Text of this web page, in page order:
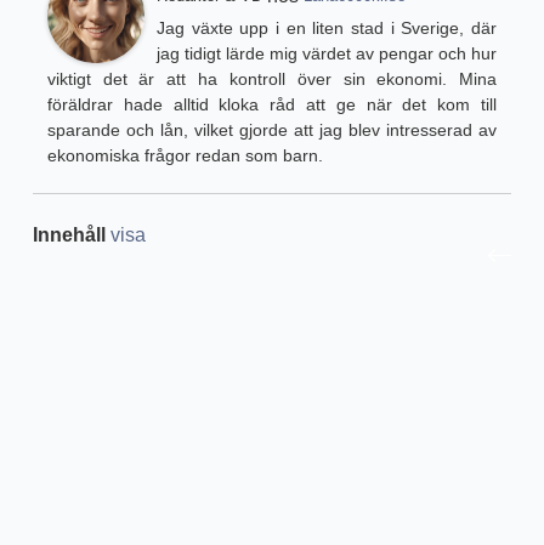
Jag växte upp i en liten stad i Sverige, där
jag tidigt lärde mig värdet av pengar och hur
viktigt det är att ha kontroll över sin ekonomi. Mina
föräldrar hade alltid kloka råd att ge när det kom till
sparande och lån, vilket gjorde att jag blev intresserad av
ekonomiska frågor redan som barn.
Innehåll visa